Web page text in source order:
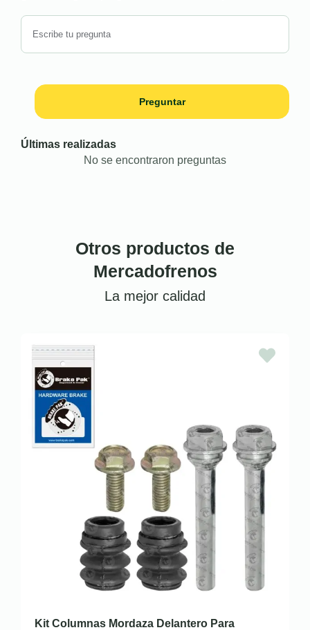
Preguntar
Últimas realizadas
No se encontraron preguntas
Otros productos de
Mercadofrenos
La mejor calidad
Kit Columnas Mordaza Delantero Para